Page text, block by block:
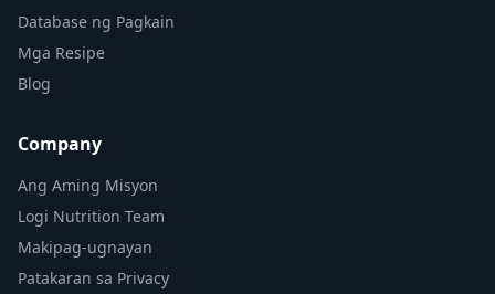
Database ng Pagkain
Mga Resipe
Blog
Company
Ang Aming Misyon
Logi Nutrition Team
Makipag-ugnayan
Patakaran sa Privacy